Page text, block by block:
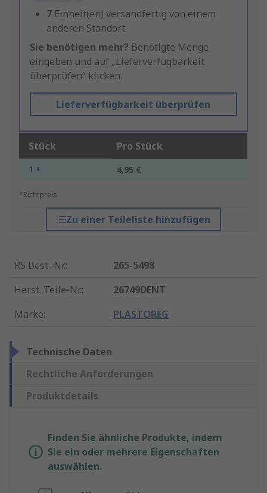
7 Einheit(en) versandfertig von einem
anderen Standort
Sie benötigen mehr? Benötigte Menge
eingeben und auf „Lieferverfügbarkeit
überprüfen“ klicken.
Lieferverfügbarkeit überprüfen
Stück Pro Stück
1 + 4,95 €
*Richtpreis
Zu einer Teileliste hinzufügen
RS Best.-Nr.:
265-5498
Herst. Teile-Nr.:
26749DENT
Marke: PLASTOREG
Technische Daten
Rechtliche Anforderungen
Produktdetails
Finden Sie ähnliche Produkte, indem
Sie ein oder mehrere Eigenschaften
auswählen.